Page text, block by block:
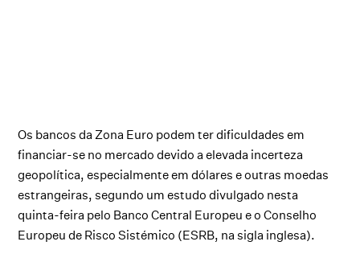
Os bancos da Zona Euro podem ter dificuldades em
financiar-se no mercado devido a elevada incerteza
geopolítica, especialmente em dólares e outras moedas
estrangeiras, segundo um estudo divulgado nesta
quinta-feira pelo Banco Central Europeu e o Conselho
Europeu de Risco Sistémico (ESRB, na sigla inglesa).